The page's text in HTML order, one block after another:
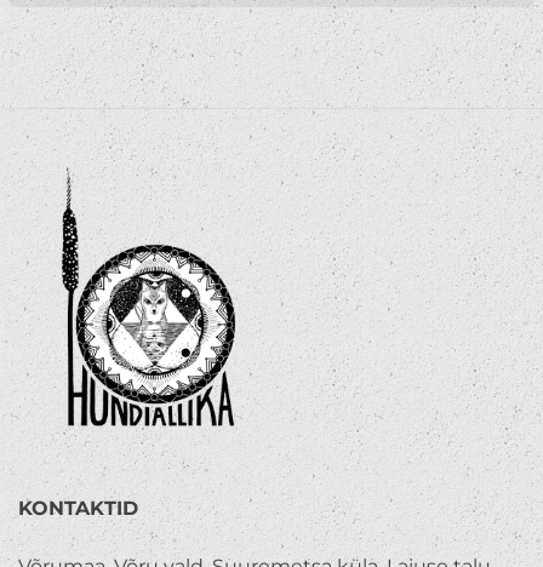
KONTAKTID